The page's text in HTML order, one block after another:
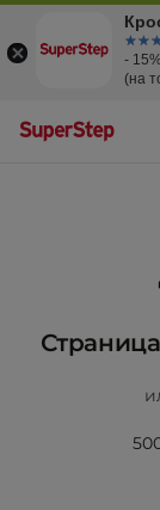
-
(на